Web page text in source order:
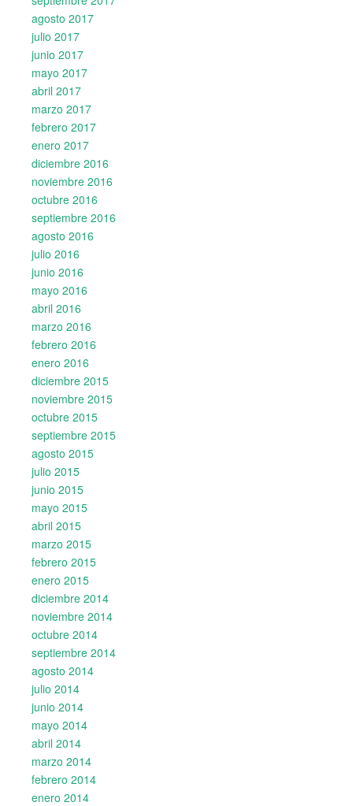
agosto 2017
julio 2017
junio 2017
mayo 2017
abril 2017
marzo 2017
febrero 2017
enero 2017
diciembre 2016
noviembre 2016
octubre 2016
septiembre 2016
agosto 2016
julio 2016
junio 2016
mayo 2016
abril 2016
marzo 2016
febrero 2016
enero 2016
diciembre 2015
noviembre 2015
octubre 2015
septiembre 2015
agosto 2015
julio 2015
junio 2015
mayo 2015
abril 2015
marzo 2015
febrero 2015
enero 2015
diciembre 2014
noviembre 2014
octubre 2014
septiembre 2014
agosto 2014
julio 2014
junio 2014
mayo 2014
abril 2014
marzo 2014
febrero 2014
enero 2014